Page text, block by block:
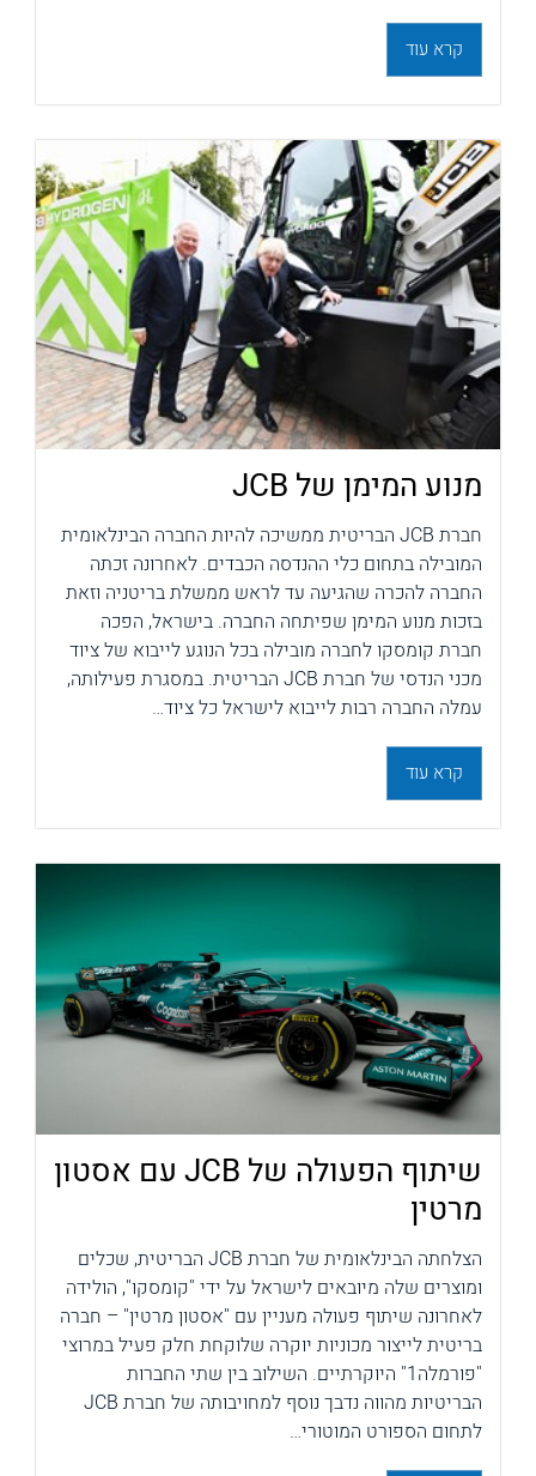
קרא עוד
מנוע המימן של JCB
חברת JCB הבריטית ממשיכה להיות החברה הבינלאומית
המובילה בתחום כלי ההנדסה הכבדים. לאחרונה זכתה
החברה להכרה שהגיעה עד לראש ממשלת בריטניה וזאת
בזכות מנוע המימן שפיתחה החברה. בישראל, הפכה
חברת קומסקו לחברה מובילה בכל הנוגע לייבוא של ציוד
מכני הנדסי של חברת JCB הבריטית. במסגרת פעילותה,
עמלה החברה רבות לייבוא לישראל כל ציוד…
קרא עוד
שיתוף הפעולה של JCB עם אסטון
מרטין
הצלחתה הבינלאומית של חברת JCB הבריטית, שכלים
ומוצרים שלה מיובאים לישראל על ידי "קומסקו", הולידה
לאחרונה שיתוף פעולה מעניין עם "אסטון מרטין" – חברה
בריטית לייצור מכוניות יוקרה שלוקחת חלק פעיל במרוצי
"פורמלה1" היוקרתיים. השילוב בין שתי החברות
הבריטיות מהווה נדבך נוסף למחויבותה של חברת JCB
לתחום הספורט המוטורי…